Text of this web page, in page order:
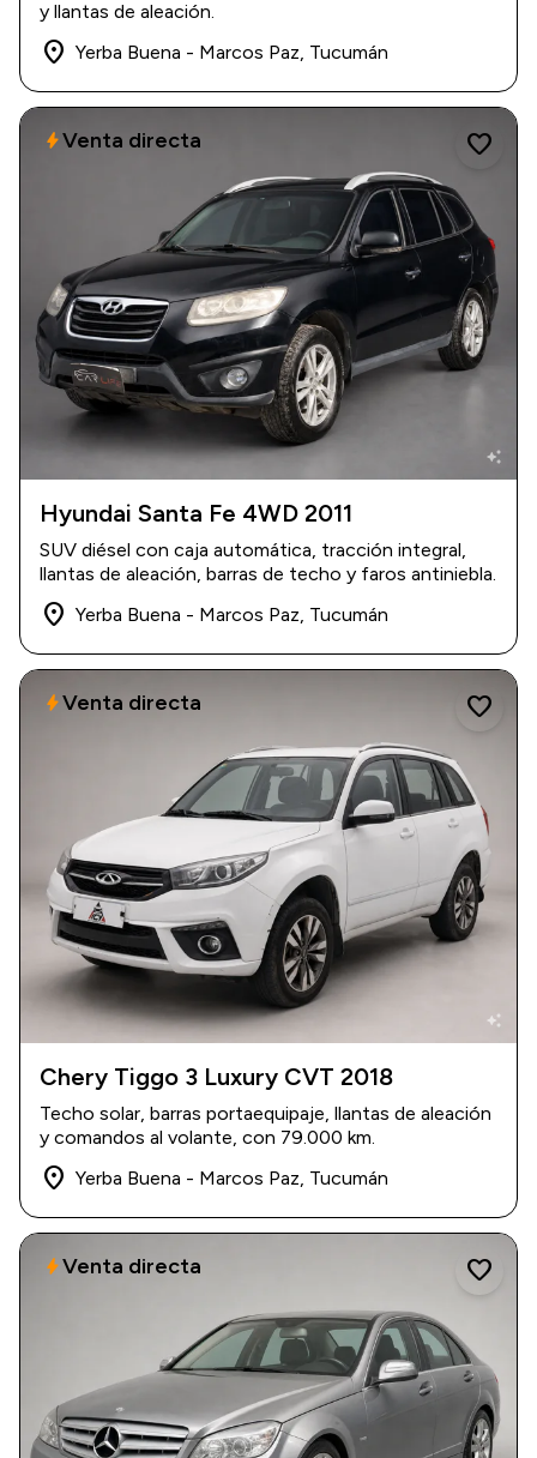
$ 12.000.000
y llantas de aleación.
place Yerba Buena - Marcos Paz, Tucumán
auto_awesome
2011 183.500 km
$ 15.500.000
Hyundai Santa Fe 4WD 2011
SUV diésel con caja automática, tracción integral,
llantas de aleación, barras de techo y faros antiniebla.
place Yerba Buena - Marcos Paz, Tucumán
favorite
boltVenta directa
auto_awesome
2018 79.000 km
$ 15.600.000
Chery Tiggo 3 Luxury CVT 2018
Techo solar, barras portaequipaje, llantas de aleación
y comandos al volante, con 79.000 km.
place Yerba Buena - Marcos Paz, Tucumán
favorite
boltVenta directa
favorite
boltVenta directa